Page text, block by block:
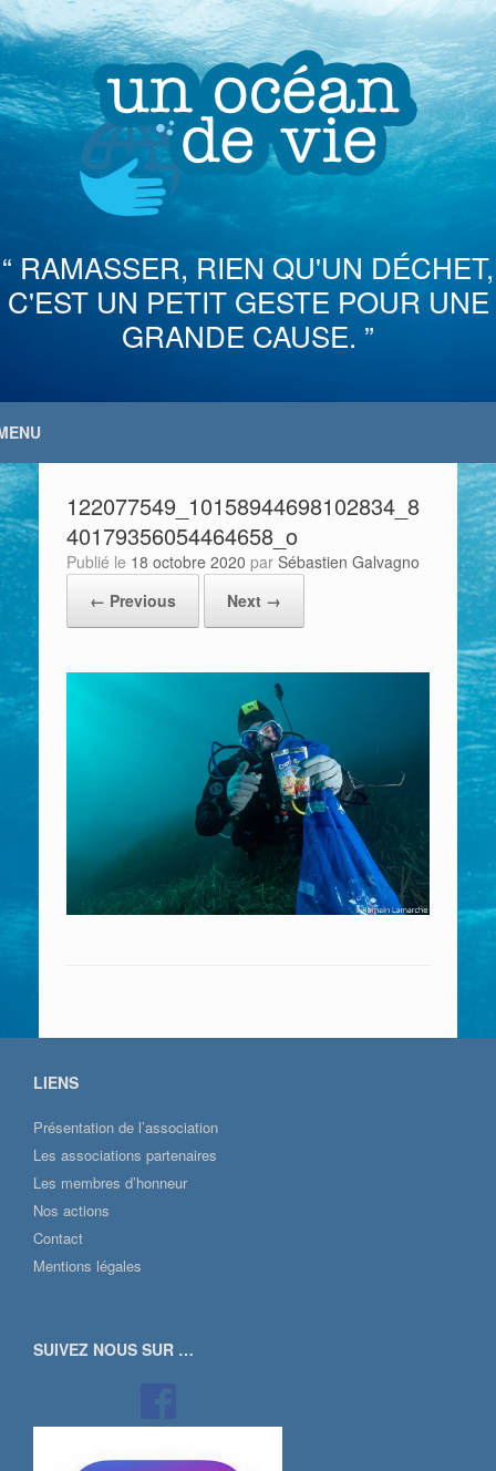
Skip
to
content
“ RAMASSER, RIEN QU'UN DÉCHET,
C'EST UN PETIT GESTE POUR UNE
GRANDE CAUSE. ”
122077549_10158944698102834_8
40179356054464658_o
Publié le 18 octobre 2020 par Sébastien Galvagno
← Previous
Next →
LIENS
Présentation de l’association
Les associations partenaires
Les membres d’honneur
Nos actions
Contact
Mentions légales
SUIVEZ NOUS SUR …